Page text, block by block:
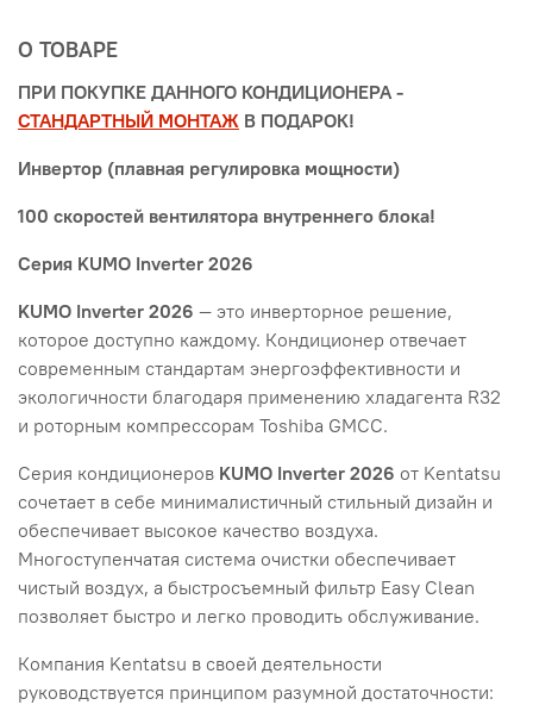
О ТОВАРЕ
ПРИ ПОКУПКЕ ДАННОГО КОНДИЦИОНЕРА -
СТАНДАРТНЫЙ МОНТАЖ В ПОДАРОК!
Инвертор (плавная регулировка мощности)
100 скоростей вентилятора внутреннего блока!
Серия KUMO Inverter 2026
KUMO Inverter 2026 — это инверторное решение,
которое доступно каждому. Кондиционер отвечает
современным стандартам энергоэффективности и
экологичности благодаря применению хладагента R32
и роторным компрессорам Toshiba GMCC.
Серия кондиционеров KUMO Inverter 2026 от Kentatsu
сочетает в себе минималистичный стильный дизайн и
обеспечивает высокое качество воздуха.
Многоступенчатая система очистки обеспечивает
чистый воздух, а быстросъемный фильтр Easy Clean
позволяет быстро и легко проводить обслуживание.
Компания Kentatsu в своей деятельности
руководствуется принципом разумной достаточности: